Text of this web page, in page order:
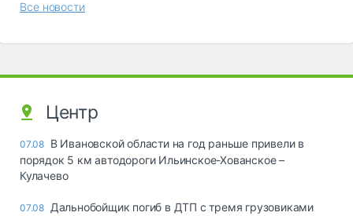
Все новости
Центр
07.08 В Ивановской области на год раньше привели в
порядок 5 км автодороги Ильинское-Хованское –
Кулачево
07.08 Дальнобойщик погиб в ДТП с тремя грузовиками